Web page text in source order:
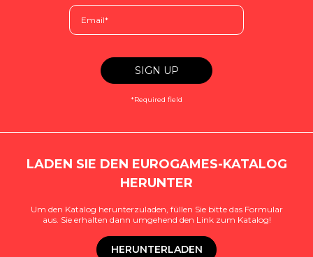
*Required field
LADEN SIE DEN EUROGAMES-KATALOG
HERUNTER
Um den Katalog herunterzuladen, füllen Sie bitte das Formular
aus. Sie erhalten dann umgehend den Link zum Katalog!
HERUNTERLADEN